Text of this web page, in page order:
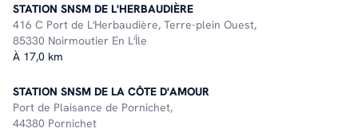
STATION SNSM DE L'HERBAUDIÈRE
416 C Port de L'Herbaudière, Terre-plein Ouest,
85330 Noirmoutier En L'Île
À 17,0 km
STATION SNSM DE LA CÔTE D'AMOUR
Port de Plaisance de Pornichet,
44380 Pornichet